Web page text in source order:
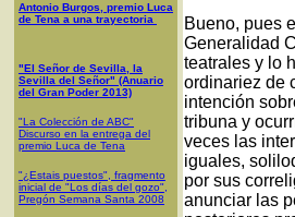
Antonio Burgos, premio Luca
de Tena a una trayectoria
"El Señor de Sevilla, la
Sevilla del Señor" (Anuario
del Gran Poder 2013)
"La Colección de ABC"
Discurso en la entrega del
premio Luca de Tena
"¿Estais puestos", fragmento
inicial de "Los días del gozo",
Pregón Semana Santa 2008
Bueno, pues
Generalidad
teatrales y lo
ordinariez de
intención
tribuna y
veces las
iguales,
por sus
anunciar las